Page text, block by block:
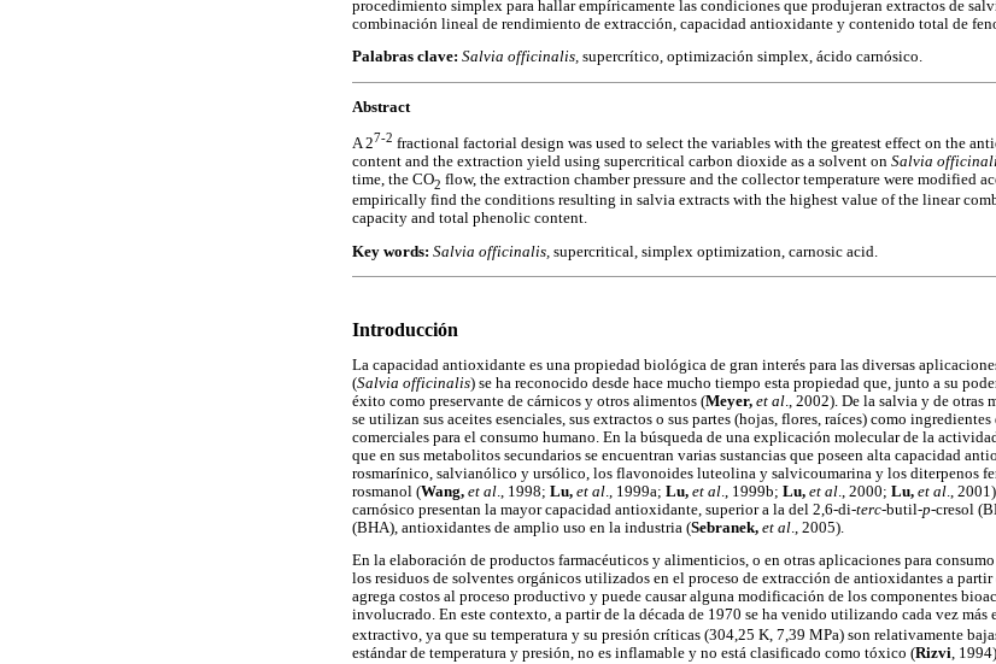
procedimiento simplex para hallar empíricamente las condiciones que produjeran extractos de
combinación lineal de rendimiento de extracción, capacidad antioxidante y contenido total de
Palabras clave: Salvia officinalis, supercrítico, optimización simplex, ácido carnósico.
Abstract
A 27-2 fractional factorial design was used to select the variables with the greatest effect on the
content and the extraction yield using supercritical carbon dioxide as a solvent on Salvia
time, the CO2 flow, the extraction chamber pressure and the collector temperature were modified
empirically find the conditions resulting in salvia extracts with the highest value of the linear
capacity and total phenolic content.
Key words: Salvia officinalis, supercritical, simplex optimization, carnosic acid.
Introducción
La capacidad antioxidante es una propiedad biológica de gran interés para las diversas
(Salvia officinalis) se ha reconocido desde hace mucho tiempo esta propiedad que, junto a su
éxito como preservante de cárnicos y otros alimentos (Meyer, et al., 2002). De la salvia y de otras
se utilizan sus aceites esenciales, sus extractos o sus partes (hojas, flores, raíces) como
comerciales para el consumo humano. En la búsqueda de una explicación molecular de la
que en sus metabolitos secundarios se encuentran varias sustancias que poseen alta capacidad
rosmarínico, salvianólico y ursólico, los flavonoides luteolina y salvicoumarina y los diterpenos
rosmanol (Wang, et al., 1998; Lu, et al., 1999a; Lu, et al., 1999b; Lu, et al., 2000; Lu, et al.,
carnósico presentan la mayor capacidad antioxidante, superior a la del 2,6-di-terc-butil-p-cresol
(BHA), antioxidantes de amplio uso en la industria (Sebranek, et al., 2005).
En la elaboración de productos farmacéuticos y alimenticios, o en otras aplicaciones para
los residuos de solventes orgánicos utilizados en el proceso de extracción de antioxidantes a partir
agrega costos al proceso productivo y puede causar alguna modificación de los componentes
involucrado. En este contexto, a partir de la década de 1970 se ha venido utilizando cada vez más
extractivo, ya que su temperatura y su presión críticas (304,25 K, 7,39 MPa) son relativamente
estándar de temperatura y presión, no es inflamable y no está clasificado como tóxico (Rizvi,